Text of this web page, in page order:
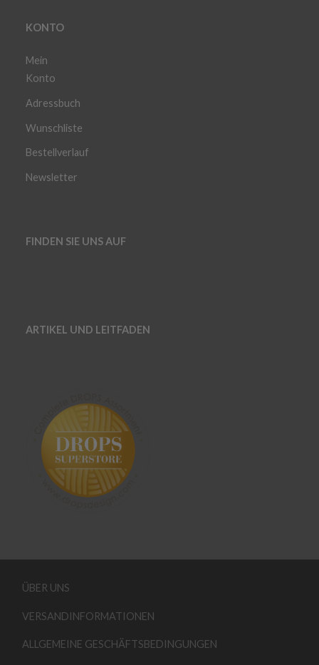
KONTO
Mein
Konto
Adressbuch
Wunschliste
Bestellverlauf
Newsletter
FINDEN SIE UNS AUF
ARTIKEL UND LEITFADEN
ÜBER UNS
VERSANDINFORMATIONEN
ALLGEMEINE GESCHÄFTSBEDINGUNGEN